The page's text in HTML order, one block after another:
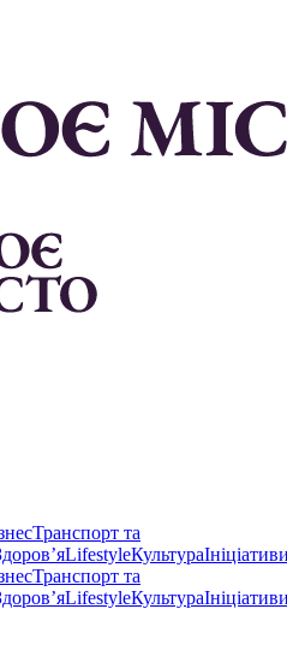
Транспорт та
LifestyleКультура
Транспорт та
LifestyleКультура